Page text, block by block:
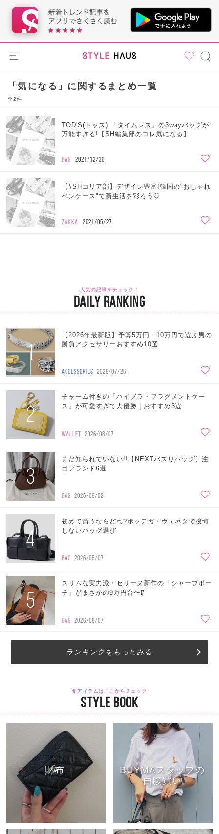
「気になる」に関するまとめ一覧
全2件
TOD'S(トッズ) 「タイムレス」の3wayバッグが
万能すぎる!【SH編集部のコレ気になる】
BAG 2021/12/30
【#SHコリア部】デザイン豊富!韓国の"おしゃれ
ペンケース"で新生活を彩ろう♡
ZAKKA 2021/05/27
人気の記事をチェック！
DAILY RANKING
1
【2026年最新版】予算5万円・10万円で選ぶ男の
勝負アクセサリーおすすめ10選
ACCESSORIES 2026/07/26
2
チャーム付きの「ハイブラ・フラグメントケー
ス」が可愛すぎて大優勝 | おすすめ3選
WALLET 2026/08/07
3
まだ知られていない!!【NEXTバズりバッグ】注
目ブランド6選
BAG 2026/08/02
4
初めて買うならどれ?ボッテガ・ヴェネタで後悔
しないバッグ選び
BAG 2026/08/07
5
スリムな実力派・セリーヌ新作の「シャープポー
チ」がまさかの9万円台〜⁉
BAG 2026/08/07
ランキングをもっとみる
旬アイテムはここからチェック
STYLE BOOK
財布
BUYMAスタッフの
自腹買い